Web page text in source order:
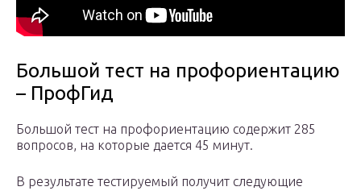
Большой тест на профориентацию
– ПрофГид
Большой тест на профориентацию содержит 285
вопросов, на которые дается 45 минут.
В результате тестируемый получит следующие